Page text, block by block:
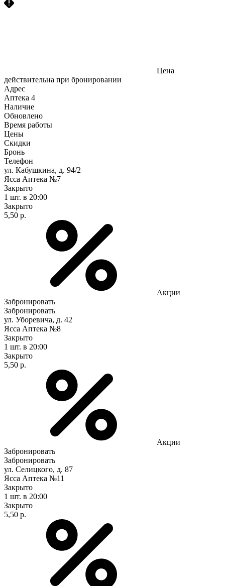
Цена
действительна при бронировании
Адрес
Аптека 4
Наличие
Обновлено
Время работы
Цены
Скидки
Бронь
Телефон
ул. Кабушкина, д. 94/2
Ясса Аптека №7
Закрыто
1 шт. в 20:00
Закрыто
5,50 р.
Акции
Забронировать
Забронировать
ул. Уборевича, д. 42
Ясса Аптека №8
Закрыто
1 шт. в 20:00
Закрыто
5,50 р.
Акции
Забронировать
Забронировать
ул. Селицкого, д. 87
Ясса Аптека №11
Закрыто
1 шт. в 20:00
Закрыто
5,50 р.